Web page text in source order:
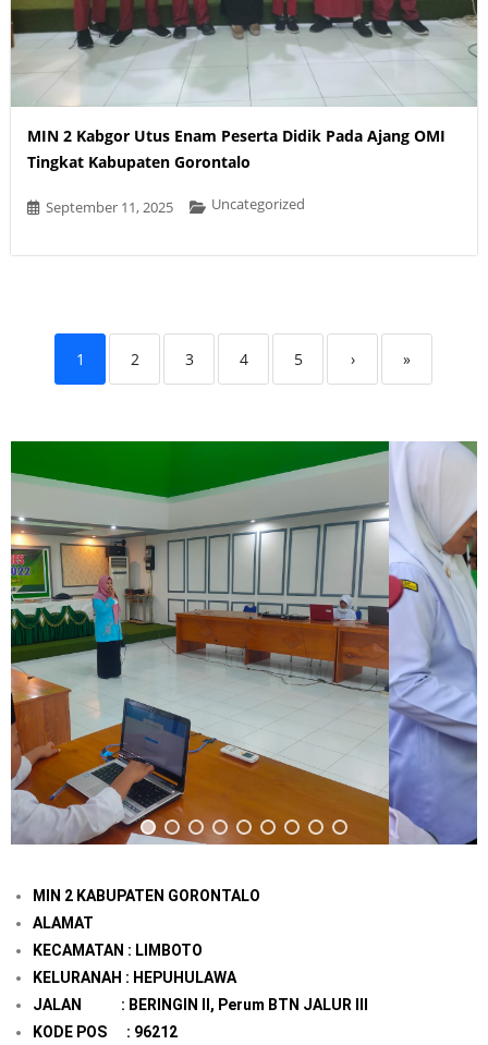
MIN 2 Kabgor Utus Enam Peserta Didik Pada Ajang OMI
Tingkat Kabupaten Gorontalo
September 11, 2025 Uncategorized
1 2 3 4 5 › »
MIN 2 KABUPATEN GORONTALO
ALAMAT
KECAMATAN : LIMBOTO
KELURANAH : HEPUHULAWA
JALAN : BERINGIN II, Perum BTN JALUR III
KODE POS : 96212